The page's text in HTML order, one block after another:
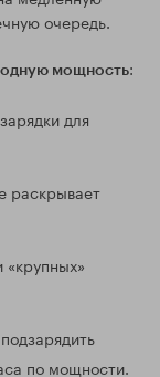
очередь.
мощность:
для
раскрывает
по мощности.